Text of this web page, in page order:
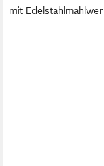
mit